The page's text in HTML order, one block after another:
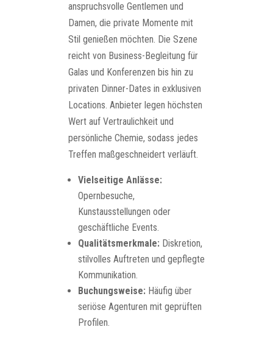
anspruchsvolle Gentlemen und
Damen, die private Momente mit
Stil genießen möchten. Die Szene
reicht von Business-Begleitung für
Galas und Konferenzen bis hin zu
privaten Dinner-Dates in exklusiven
Locations. Anbieter legen höchsten
Wert auf Vertraulichkeit und
persönliche Chemie, sodass jedes
Treffen maßgeschneidert verläuft.
Vielseitige Anlässe:
Opernbesuche,
Kunstausstellungen oder
geschäftliche Events.
Qualitätsmerkmale: Diskretion,
stilvolles Auftreten und gepflegte
Kommunikation.
Buchungsweise: Häufig über
seriöse Agenturen mit geprüften
Profilen.